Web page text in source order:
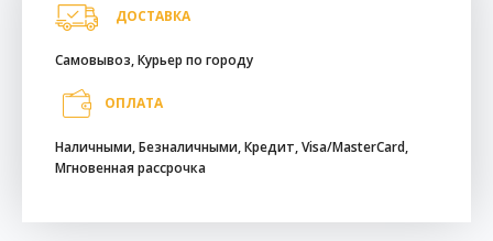
ДОСТАВКА
Самовывоз, Курьер по городу
ОПЛАТА
Наличными, Безналичными, Кредит, Visa/MasterCard,
Мгновенная рассрочка